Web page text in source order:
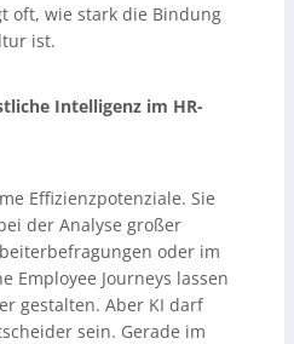
oft, wie stark die Bindung
ist.
Intelligenz im HR-
Effizienzpotenziale. Sie
der Analyse großer
oder im
Employee Journeys lassen
gestalten. Aber KI darf
sein. Gerade im